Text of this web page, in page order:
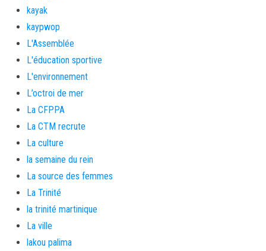
kayak
kaypwop
L'Assemblée
L'éducation sportive
L'environnement
L’octroi de mer
La CFPPA
La CTM recrute
La culture
la semaine du rein
La source des femmes
La Trinité
la trinité martinique
La ville
lakou palima